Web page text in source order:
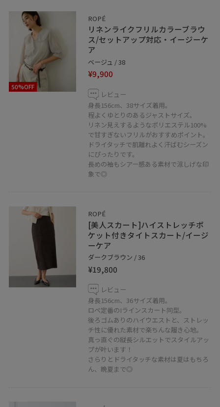
※記載のないアイテムはスタッフ私物です。
※店頭及び屋外での撮影画像は、光の当たり具合で色味
が異なって見える場合がございます。
商品の色味はスタジオ撮影の画像をご参照下さい。
LINE接客も承ってます！
お取り置きなどもお伺い出来ますので、お気軽にメッセ
50%OFF
ROPÉ
リネンライクフリルカラーブラウ
ス/セットアップ対応・イージーケ
ア
ベージュ / 38
¥9,900
レビュー
身長156cm、38サイズ着用。
程よくゆとりのあるジャストサイズ。
リネン見えするようなポリエステル100%
で甘すぎないフリルがおすすめポイント。
ドライタッチで肌離れよく汗ばむシーズン
にぴったりです。
長めの袖もシアー感ある素材で涼しげな印
象で◎
ROPÉ
[美人スカート]ハイストレッチポ
ケット付きタイトスカート/イージ
ーケア
ダークブラウン / 36
¥19,800
レビュー
身長156cm、36サイズ着用。
ロペ定番のIラインスカート同型。
後ろゴムありのハイウエストと、ストレッ
チ性に優れた素材で楽ちんな履き心地。
真っ直ぐの縦長シルエットでスタイルアッ
プが叶います！
さらりとドライタッチな素材は夏はもちろ
ん、晩夏まで◎